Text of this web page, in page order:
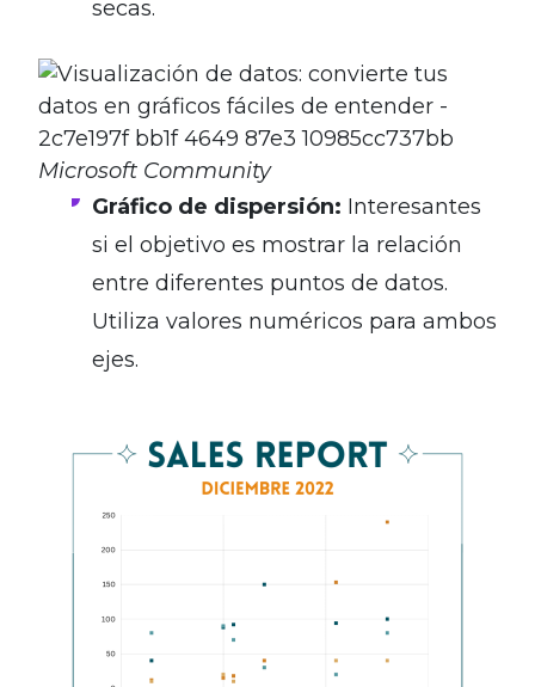
secas.
Microsoft Community
Gráfico de dispersión: Interesantes
si el objetivo es mostrar la relación
entre diferentes puntos de datos.
Utiliza valores numéricos para ambos
ejes.